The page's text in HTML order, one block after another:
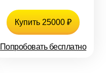
Купить 25000 ₽
Попробовать бесплатно